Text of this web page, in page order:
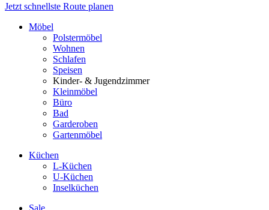
Jetzt schnellste Route planen
Möbel
Polstermöbel
Wohnen
Schlafen
Speisen
Kinder- & Jugendzimmer
Kleinmöbel
Büro
Bad
Garderoben
Gartenmöbel
Küchen
L-Küchen
U-Küchen
Inselküchen
Sale